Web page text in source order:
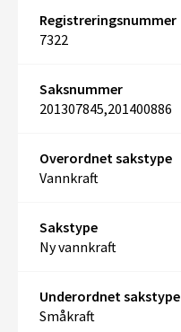
Registreringsnummer
7322
Saksnummer
201307845,201400886
Overordnet sakstype
Vannkraft
Sakstype
Ny vannkraft
Underordnet sakstype
Småkraft